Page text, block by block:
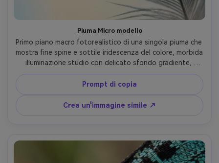
Piuma Micro modello
Primo piano macro fotorealistico di una singola piuma che
mostra fine spine e sottile iridescenza del colore, morbida
illuminazione studio con delicato sfondo gradiente,
profondità di campo bassa, Canon EOS R6, macro 100mm,
f/4, alta chiarezza, texture delicate, macro editoriale
minimalista- -ar 4:5
Prompt di copia
Crea un'immagine simile ↗